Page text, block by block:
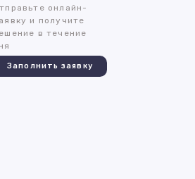
онлайн-
и получите
в течение
Заполнить заявку